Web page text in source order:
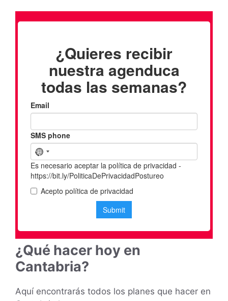
¿Qué hacer hoy en
Cantabria?
Aquí encontrarás todos los planes que hacer en